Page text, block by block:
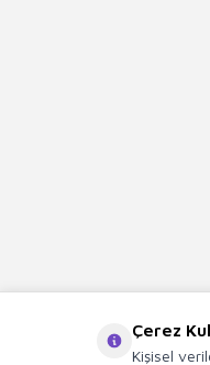
Çerez
Kişisel